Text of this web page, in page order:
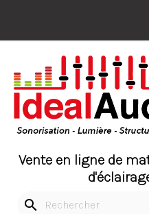
Vente en ligne de
search